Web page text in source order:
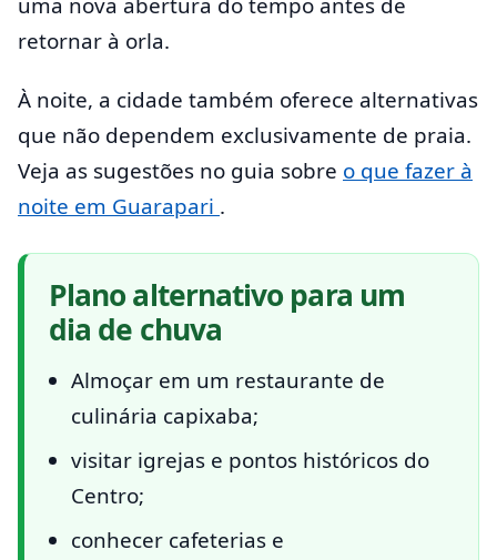
retornar à orla.
À noite, a cidade também oferece alternativas
que não dependem exclusivamente de praia.
Veja as sugestões no guia sobre o que fazer à
noite em Guarapari .
Plano alternativo para um
dia de chuva
Almoçar em um restaurante de
culinária capixaba;
visitar igrejas e pontos históricos do
Centro;
conhecer cafeterias e